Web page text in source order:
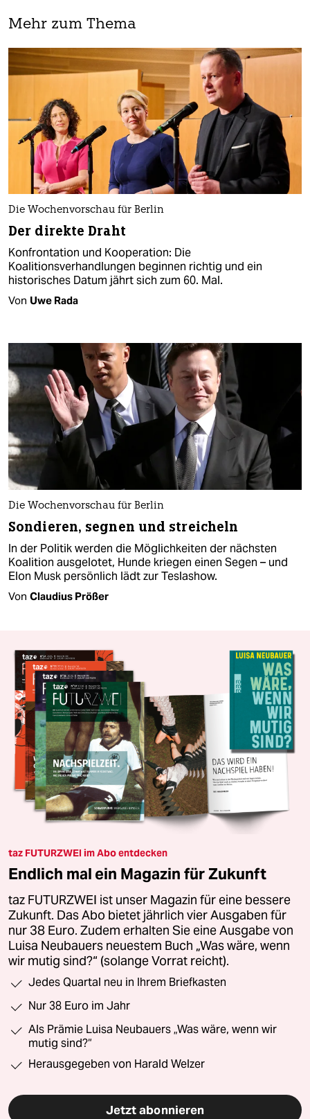
Mehr zum Thema
Die Wochenvorschau für Berlin
Der direkte Draht
Konfrontation und Kooperation: Die
Koalitionsverhandlungen beginnen richtig und ein
historisches Datum jährt sich zum 60. Mal.
Von Uwe Rada
Die Wochenvorschau für Berlin
Sondieren, segnen und streicheln
In der Politik werden die Möglichkeiten der nächsten
Koalition ausgelotet, Hunde kriegen einen Segen – und
Elon Musk persönlich lädt zur Teslashow.
Von Claudius Prößer
taz FUTURZWEI im Abo entdecken
Endlich mal ein Magazin für Zukunft
taz FUTURZWEI ist unser Magazin für eine bessere
Zukunft. Das Abo bietet jährlich vier Ausgaben für
nur 38 Euro. Zudem erhalten Sie eine Ausgabe von
Luisa Neubauers neuestem Buch „Was wäre, wenn
wir mutig sind?“ (solange Vorrat reicht).
Jedes Quartal neu in Ihrem Briefkasten
Nur 38 Euro im Jahr
Als Prämie Luisa Neubauers „Was wäre, wenn wir
mutig sind?“
Herausgegeben von Harald Welzer
Jetzt abonnieren